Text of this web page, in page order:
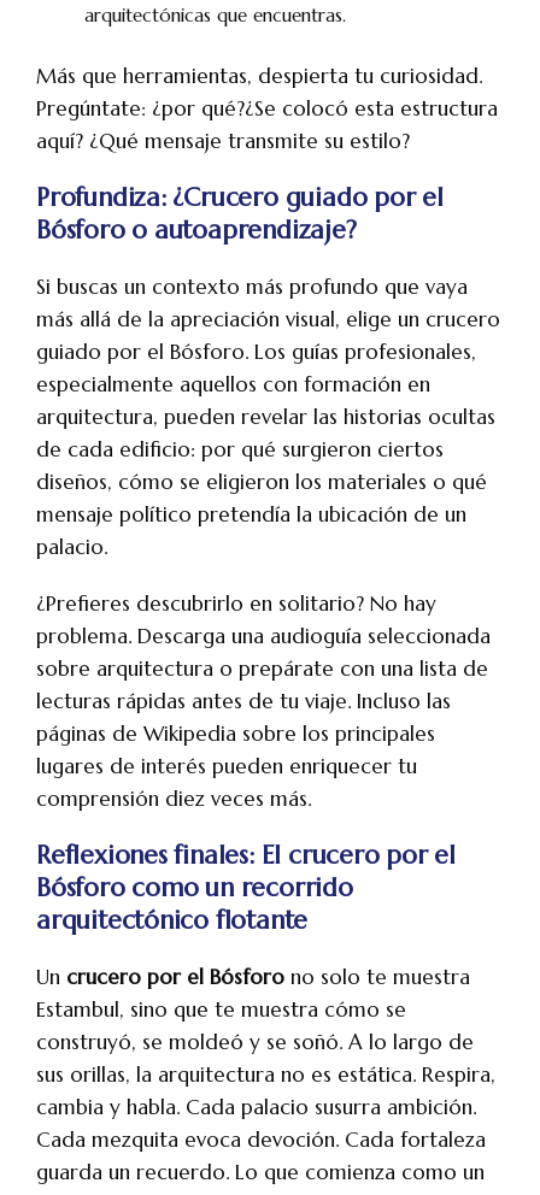
arquitectónicas que encuentras.
Más que herramientas, despierta tu curiosidad.
Pregúntate: ¿por qué?¿Se colocó esta estructura
aquí? ¿Qué mensaje transmite su estilo?
Profundiza: ¿Crucero guiado por el
Bósforo o autoaprendizaje?
Si buscas un contexto más profundo que vaya
más allá de la apreciación visual, elige un crucero
guiado por el Bósforo. Los guías profesionales,
especialmente aquellos con formación en
arquitectura, pueden revelar las historias ocultas
de cada edificio: por qué surgieron ciertos
diseños, cómo se eligieron los materiales o qué
mensaje político pretendía la ubicación de un
palacio.
¿Prefieres descubrirlo en solitario? No hay
problema. Descarga una audioguía seleccionada
sobre arquitectura o prepárate con una lista de
lecturas rápidas antes de tu viaje. Incluso las
páginas de Wikipedia sobre los principales
lugares de interés pueden enriquecer tu
comprensión diez veces más.
Reflexiones finales: El crucero por el
Bósforo como un recorrido
arquitectónico flotante
Un crucero por el Bósforo no solo te muestra
Estambul, sino que te muestra cómo se
construyó, se moldeó y se soñó. A lo largo de
sus orillas, la arquitectura no es estática. Respira,
cambia y habla. Cada palacio susurra ambición.
Cada mezquita evoca devoción. Cada fortaleza
guarda un recuerdo. Lo que comienza como un